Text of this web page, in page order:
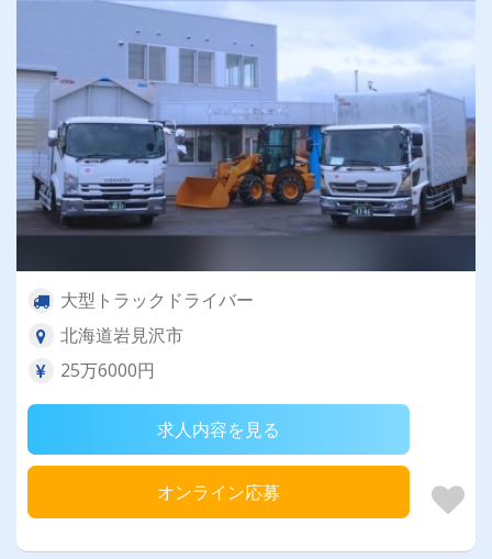
大型トラックドライバー
北海道岩見沢市
25万6000円
求人内容を見る
オンライン応募